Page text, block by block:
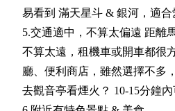
易看到 滿天星斗 & 銀河，適合
5.交通適中，不算太偏遠 距離
不算太遠，租機車或開車都很
廳、便利商店，雖然選擇不多
去觀音亭看煙火？ 10-15分鐘